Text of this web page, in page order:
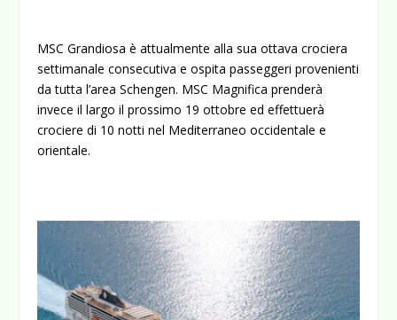
MSC Grandiosa è attualmente alla sua ottava crociera
settimanale consecutiva e ospita passeggeri provenienti
da tutta l’area Schengen. MSC Magnifica prenderà
invece il largo il prossimo 19 ottobre ed effettuerà
crociere di 10 notti nel Mediterraneo occidentale e
orientale.